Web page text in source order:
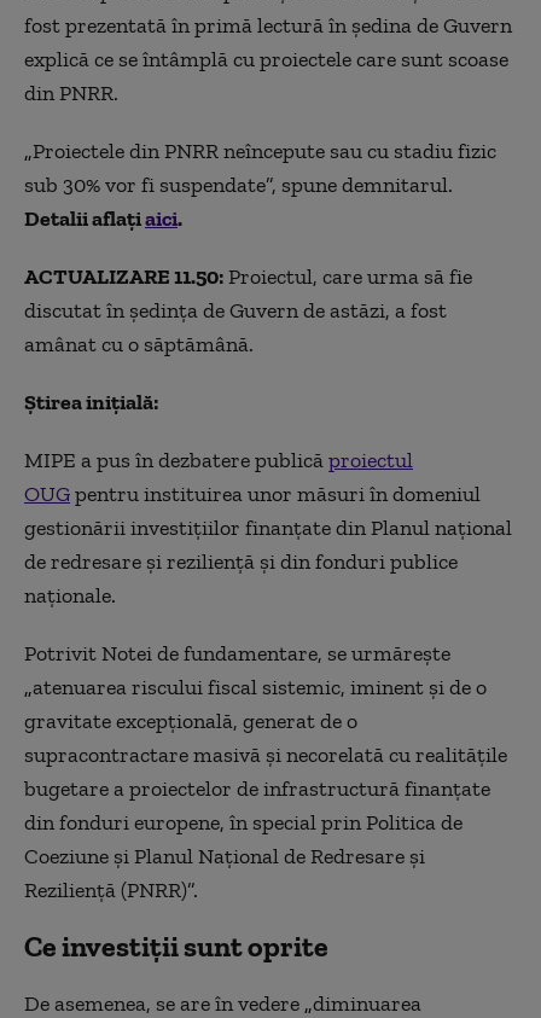
fost prezentată în primă lectură în şedina de Guvern
explică ce se întâmplă cu proiectele care sunt scoase
din PNRR.
„Proiectele din PNRR neîncepute sau cu stadiu fizic
sub 30% vor fi suspendate”, spune demnitarul.
Detalii aflațiaici.
ACTUALIZARE 11.50:Proiectul, care urma să fie
discutat în ședința de Guvern de astăzi, a fost
amânat cu o săptămână.
Știrea inițială:
MIPE a pus în dezbatere publicăproiectul
OUGpentru instituirea unor măsuri în domeniul
gestionării investiţiilor finanţate din Planul naţional
de redresare şi rezilienţă şi din fonduri publice
naţionale.
Potrivit Notei de fundamentare, se urmăreşte
„atenuarea riscului fiscal sistemic, iminent şi de o
gravitate excepţională, generat de o
supracontractare masivă şi necorelată cu realităţile
bugetare a proiectelor de infrastructură finanţate
din fonduri europene, în special prin Politica de
Coeziune şi Planul Naţional de Redresare şi
Rezilienţă (PNRR)”.
Ce investiții sunt oprite
De asemenea, se are în vedere „diminuarea